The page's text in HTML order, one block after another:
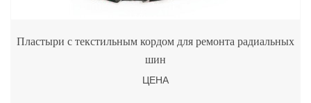
Пластыри с текстильным кордом для ремонта радиальных
шин
ЦЕНА